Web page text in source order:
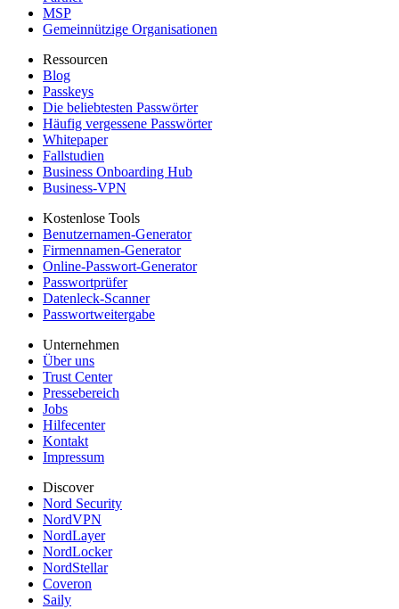
MSP
Gemeinnützige Organisationen
Ressourcen
Blog
Passkeys
Die beliebtesten Passwörter
Häufig vergessene Passwörter
Whitepaper
Fallstudien
Business Onboarding Hub
Business-VPN
Kostenlose Tools
Benutzernamen-Generator
Firmennamen-Generator
Online-Passwort-Generator
Passwortprüfer
Datenleck-Scanner
Passwortweitergabe
Unternehmen
Über uns
Trust Center
Pressebereich
Jobs
Hilfecenter
Kontakt
Impressum
Discover
Nord Security
NordVPN
NordLayer
NordLocker
NordStellar
Coveron
Saily